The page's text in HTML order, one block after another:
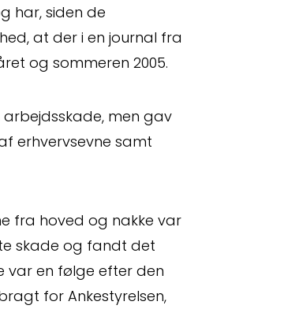
har, siden de
at der i en journal fra
og sommeren 2005.
arbejdsskade, men gav
erhvervsevne samt
fra hoved og nakke var
skade og fandt det
var en følge efter den
for Ankestyrelsen,